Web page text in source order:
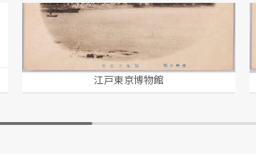
房州小湊絵葉書
江戸東京博物館